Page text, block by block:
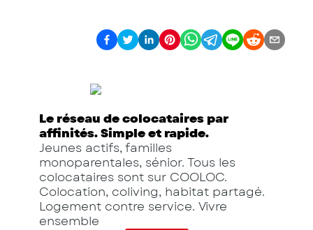
Le réseau de colocataires par
affinités. Simple et rapide.
Jeunes actifs, familles
monoparentales, sénior. Tous les
colocataires sont sur COOLOC.
Colocation, coliving, habitat partagé.
Logement contre service. Vivre
ensemble